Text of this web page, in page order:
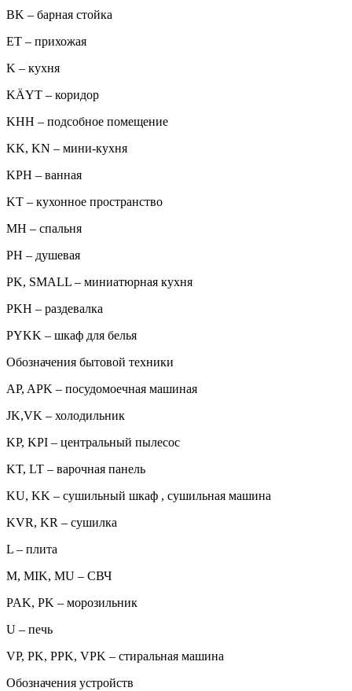
BK – барная стойка
ET – прихожая
K – кухня
KÄYT – коридор
KHH – подсобное помещение
KK, KN – мини-кухня
KPH – ванная
KT – кухонное пространство
MH – спальня
PH – душевая
PK, SMALL – миниатюрная кухня
PKH – раздевалка
PYKK – шкаф для белья
Обозначения бытовой техники
AP, APK – посудомоечная машиная
JK,VK – холодильник
KP, KPI – центральный пылесос
KT, LT – варочная панель
KU, KK – сушильный шкаф , сушильная машина
KVR, KR – сушилка
L – плита
M, MIK, MU – СВЧ
PAK, PK – морозильник
U – печь
VP, PK, PPK, VPK – стиральная машина
Обозначения устройств